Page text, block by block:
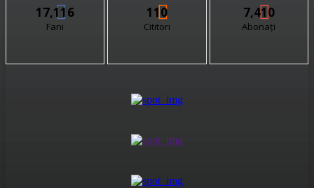
17,116
Fani
110
Cititori
7,410
Abonați